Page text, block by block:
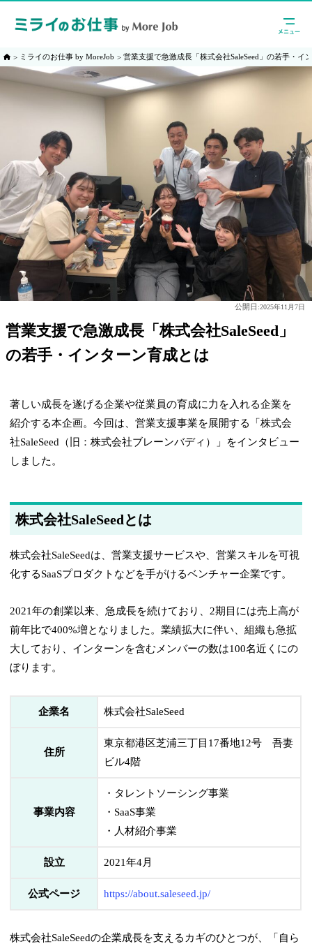
ミライのお仕事 by MoreJob 営業支援で急激成長「株式会社SaleSeed」の若手・イ
公開日:2025年11月7日
営業支援で急激成長「株式会社SaleSeed」
の若手・インターン育成とは
著しい成長を遂げる企業や従業員の育成に力を入れる企業を
紹介する本企画。今回は、営業支援事業を展開する「株式会
社SaleSeed（旧：株式会社ブレーンバディ）」をインタビュー
しました。
株式会社SaleSeedとは
株式会社SaleSeedは、営業支援サービスや、営業スキルを可視
化するSaaSプロダクトなどを手がけるベンチャー企業です。
2021年の創業以来、急成長を続けており、2期目には売上高が
前年比で400%増となりました。業績拡大に伴い、組織も急拡
大しており、インターンを含むメンバーの数は100名近くにの
ぼります。
企業名 株式会社SaleSeed
住所
東京都港区芝浦三丁目17番地12号 吾妻
ビル4階
事業内容
・タレントソーシング事業
・SaaS事業
・人材紹介事業
設立 2021年4月
公式ページ https://about.saleseed.jp/
株式会社SaleSeedの企業成長を支えるカギのひとつが、「自ら